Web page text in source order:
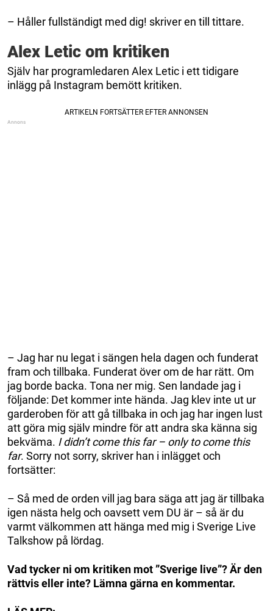
– Håller fullständigt med dig! skriver en till tittare.
Alex Letic om kritiken
Själv har programledaren Alex Letic i ett tidigare
inlägg på Instagram bemött kritiken.
– Jag har nu legat i sängen hela dagen och funderat
fram och tillbaka. Funderat över om de har rätt. Om
jag borde backa. Tona ner mig. Sen landade jag i
följande: Det kommer inte hända. Jag klev inte ut ur
garderoben för att gå tillbaka in och jag har ingen lust
att göra mig själv mindre för att andra ska känna sig
bekväma. I didn’t come this far – only to come this
far. Sorry not sorry, skriver han i inlägget och
fortsätter:
– Så med de orden vill jag bara säga att jag är tillbaka
igen nästa helg och oavsett vem DU är – så är du
varmt välkommen att hänga med mig i Sverige Live
Talkshow på lördag.
Vad tycker ni om kritiken mot ”Sverige live”? Är den
rättvis eller inte? Lämna gärna en kommentar.